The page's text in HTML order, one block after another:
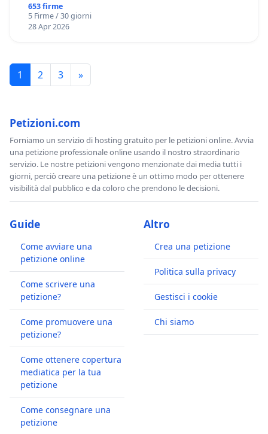
653 firme
5 Firme / 30 giorni
28 Apr 2026
1 2 3 »
Petizioni.com
Forniamo un servizio di hosting gratuito per le petizioni online. Avvia
una petizione professionale online usando il nostro straordinario
servizio. Le nostre petizioni vengono menzionate dai media tutti i
giorni, perciò creare una petizione è un ottimo modo per ottenere
visibilità dal pubblico e da coloro che prendono le decisioni.
Guide
Come avviare una
petizione online
Come scrivere una
petizione?
Come promuovere una
petizione?
Come ottenere copertura
mediatica per la tua
petizione
Come consegnare una
petizione
Altro
Crea una petizione
Politica sulla privacy
Gestisci i cookie
Chi siamo